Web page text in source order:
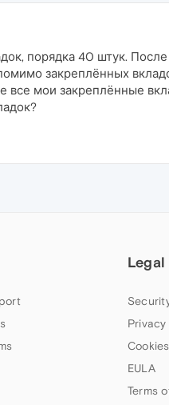
порядка 40 штук.
закреплённых
все мои закреплённые
Legal
Privacy
EULA
Terms